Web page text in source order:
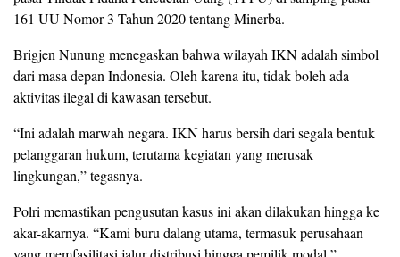
161 UU Nomor 3 Tahun 2020 tentang Minerba.
Brigjen Nunung menegaskan bahwa wilayah IKN adalah simbol
dari masa depan Indonesia. Oleh karena itu, tidak boleh ada
aktivitas ilegal di kawasan tersebut.
“Ini adalah marwah negara. IKN harus bersih dari segala bentuk
pelanggaran hukum, terutama kegiatan yang merusak
lingkungan,” tegasnya.
Polri memastikan pengusutan kasus ini akan dilakukan hingga ke
akar-akarnya. “Kami buru dalang utama, termasuk perusahaan